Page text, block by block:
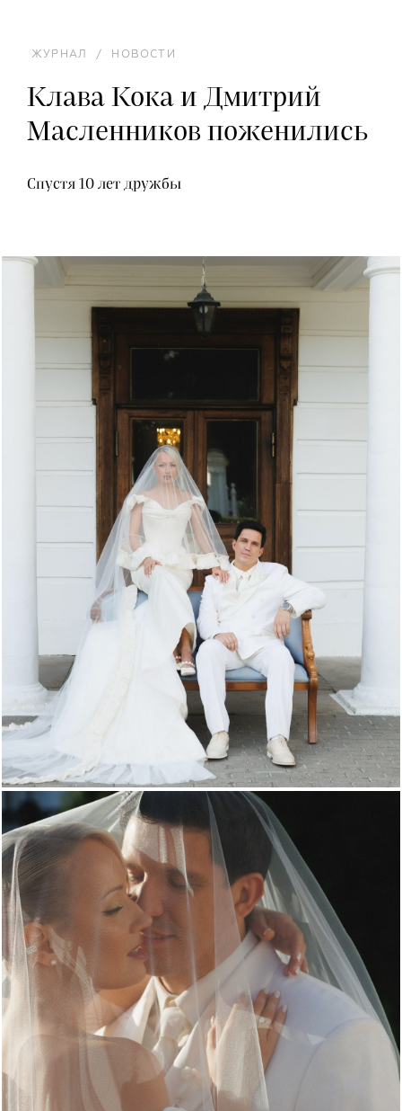
ЖУРНАЛ / НОВОСТИ
Клава Кока и Дмитрий
Масленников поженились
Спустя 10 лет дружбы